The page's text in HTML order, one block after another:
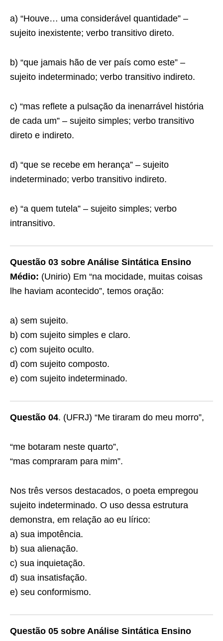
a) “Houve… uma considerável quantidade” –
sujeito inexistente; verbo transitivo direto.
b) “que jamais hão de ver país como este” –
sujeito indeterminado; verbo transitivo indireto.
c) “mas reflete a pulsação da inenarrável história
de cada um” – sujeito simples; verbo transitivo
direto e indireto.
d) “que se recebe em herança” – sujeito
indeterminado; verbo transitivo indireto.
e) “a quem tutela” – sujeito simples; verbo
intransitivo.
Questão 03 sobre Análise Sintática Ensino
Médio: (Unirio) Em “na mocidade, muitas coisas
lhe haviam acontecido”, temos oração:
a) sem sujeito.
b) com sujeito simples e claro.
c) com sujeito oculto.
d) com sujeito composto.
e) com sujeito indeterminado.
Questão 04. (UFRJ) “Me tiraram do meu morro”,
“me botaram neste quarto”,
“mas compraram para mim”.
Nos três versos destacados, o poeta empregou
sujeito indeterminado. O uso dessa estrutura
demonstra, em relação ao eu lírico:
a) sua impotência.
b) sua alienação.
c) sua inquietação.
d) sua insatisfação.
e) seu conformismo.
Questão 05 sobre Análise Sintática Ensino